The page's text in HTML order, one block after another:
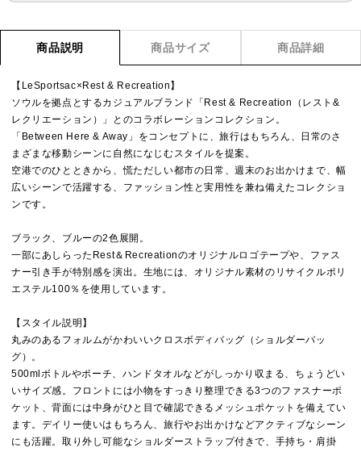
商品説明 商品サイズ 商品詳細
【LeSportsac×Rest & Recreation】
ソウルを拠点とするカジュアルブランド「Rest & Recreation（レスト&
レクリエーション）」とのコラボレーションコレクション。
「Between Here & Away」をコンセプトに、旅行はもちろん、日常のさ
まざまな移動シーンに自然になじむスタイルを提案。
空港でのひとときから、慌ただしい都市の日常、週末のお出かけまで、幅
広いシーンで活躍する、ファッション性と実用性を兼ね備えたコレクショ
ンです。
ブラック、ブルーの2色展開。
一部にあしらったRest＆Recreationのオリジナルロゴテープや、ファス
ナー引き手が特別感を演出。生地には、オリジナル素材のリサイクルポリ
エステル100％を使用しています。
【スタイル説明】
丸みのあるフォルムがかわいいクロスボディバッグ（ショルダーバッ
グ）。
500mlボトルやポーチ、ハンドタオルなどがしっかり収まる、ちょうどい
いサイズ感。フロントには小物をすっきり整理できる3つのファスナーポ
ケット、背面には中身がひと目で確認できるメッシュポケットを備えてい
ます。デイリー使いはもちろん、旅行やお出かけなどアクティブなシーン
にも活躍。取り外し可能なショルダーストラップ付きで、手持ち・肩掛